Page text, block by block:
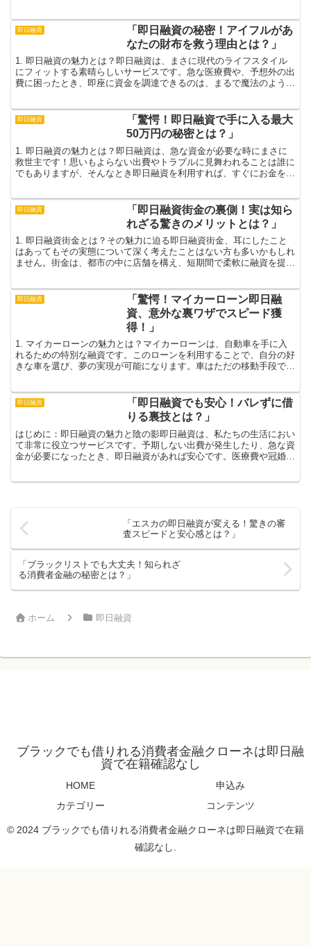
即日融資
「即日融資の秘密！アイフルがあ
なたの財布を救う理由とは？」
1. 即日融資の魅力とは？即日融資は、まさに現代のライフスタイル
にフィットする素晴らしいサービスです。急な医療費や、予想外の出
費に困ったとき、即座に資金を調達できるのは、まるで魔法のように
即日融資
「驚愕！即日融資で手に入る最大
50万円の秘密とは？」
1. 即日融資の魅力とは？即日融資は、急な資金が必要な時にまさに
救世主です！思いもよらない出費やトラブルに見舞われることは誰に
でもありますが、そんなとき即日融資を利用すれば、すぐにお金を手
即日融資
「即日融資街金の裏側！実は知ら
れざる驚きのメリットとは？」
1. 即日融資街金とは？その魅力に迫る即日融資街金、耳にしたこと
はあってもその実態について深く考えたことはない方も多いかもしれ
ません。街金は、都市の中に店舗を構え、短期間で柔軟に融資を提供
即日融資
「驚愕！マイカーローン即日融
資、意外な裏ワザでスピード獲
得！」
1. マイカーローンの魅力とは？マイカーローンは、自動車を手に入
れるための特別な融資です。このローンを利用することで、自分の好
きな車を選び、夢の実現が可能になります。車はただの移動手段では
即日融資
「即日融資でも安心！バレずに借
りる裏技とは？」
はじめに：即日融資の魅力と陰の影即日融資は、私たちの生活におい
て非常に役立つサービスです。予期しない出費が発生したり、急な資
金が必要になったとき、即日融資があれば安心です。医療費や冠婚葬
「エスカの即日融資が変える！驚きの審
査スピードと安心感とは？」
「ブラックリストでも大丈夫！知られざ
る消費者金融の秘密とは？」
ホーム 即日融資
ブラックでも借りれる消費者金融クローネは即日融
資で在籍確認なし
HOME
申込み
カテゴリー
コンテンツ
© 2024 ブラックでも借りれる消費者金融クローネは即日融資で在籍
確認なし.